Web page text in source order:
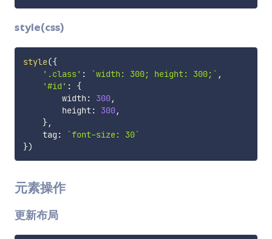
style(css)
style({
'.class' : `width: 300; height: 300; ` ,
'#id' :
{
        width
: 300,
        height
: 300,
},
    tag
: `font-size: 30`
})
元素操作
更新布局